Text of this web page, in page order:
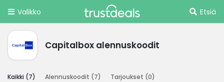
Valikko Etsiä
Capitalbox alennuskoodit
Kaikki (7) Alennuskoodit (7) Tarjoukset (0)